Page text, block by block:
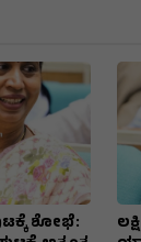
ಶೋಭೆ: